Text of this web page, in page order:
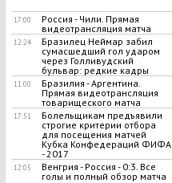
17:00
Россия - Чили. Прямая
видеотрансляция матча
12:24
Бразилец Неймар забил
сумасшедший гол ударом
через Голливудский
бульвар: редкие кадры
11:00
Бразилия - Аргентина.
Прямая видеотрансляция
товарищеского матча
17:51
Болельщикам предъявили
строгие критерии отбора
для посещения матчей
Кубка Конфедераций ФИФА
- 2017
12:05
Венгрия - Россия - 0:3. Все
голы и полный обзор матча